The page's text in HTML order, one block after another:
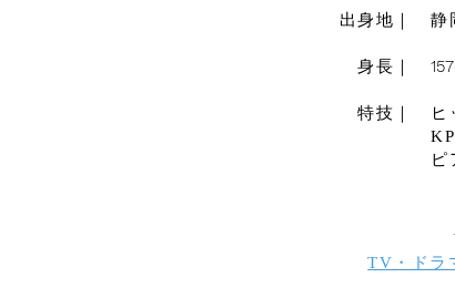
出身地｜ 静
身長｜
特技｜ ヒッ
KPOPダ
ピアノ
TV・ドラ